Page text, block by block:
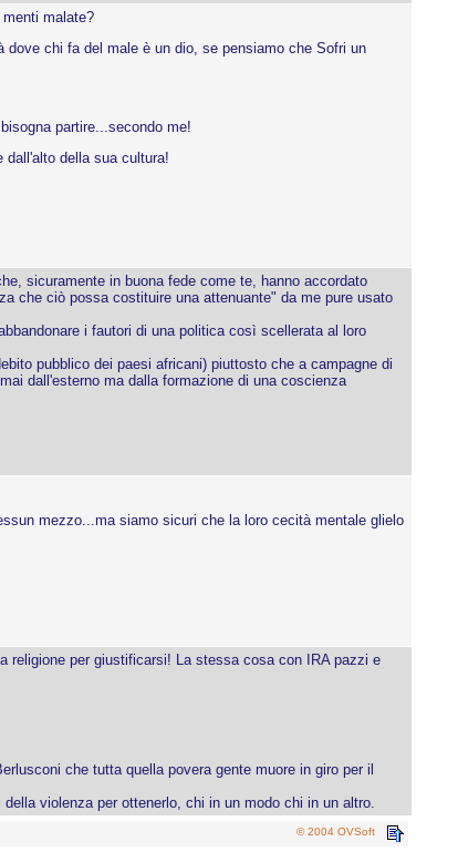
malate?
chi fa del male è un dio, se pensiamo che Sofri un
partire...secondo me!
della sua cultura!
sicuramente in buona fede come te, hanno accordato
che ciò possa costituire una attenuante" da me pure usato
i fautori di una politica così scellerata al loro
pubblico dei paesi africani) piuttosto che a campagne di
dall'esterno ma dalla formazione di una coscienza
mezzo...ma siamo sicuri che la loro cecità mentale glielo
religione per giustificarsi! La stessa cosa con IRA pazzi e
che tutta quella povera gente muore in giro per il
violenza per ottenerlo, chi in un modo chi in un altro.
© 2004 OVSoft